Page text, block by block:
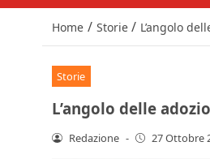
Home / Storie / L’angolo
Storie
L’angolo delle
Redazione - 27 Ottobre